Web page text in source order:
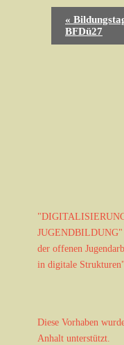
r
-
N
a
v
a
t
«
BFDü27
der offenen
in digitale Strukturen"
Diese Vorhaben
Anhalt unterstützt.